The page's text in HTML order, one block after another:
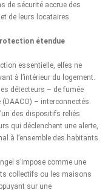
de sécurité accrue des
de leurs locataires.
étendue
essentielle, elles ne
à l’intérieur du logement.
détecteurs – de fumée
(DAACO) – interconnectés.
des dispositifs reliés
qui déclenchent une alerte,
à l’ensemble des habitants.
s’impose comme une
collectifs ou les maisons
sur une